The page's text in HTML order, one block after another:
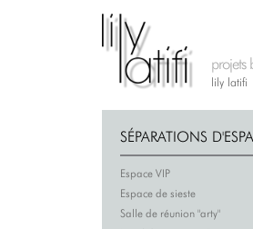
projets
Vous
lily latifi
SÉPARATIONS
Espace VIP
Espace de sieste
Salle de réunion "arty"